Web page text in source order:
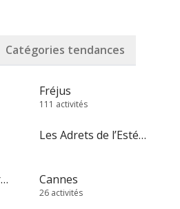
Catégories tendances
Fréjus
111 activités
Les Adrets de l’Estérel
Roquebrune sur Argens Cannes
26 activités